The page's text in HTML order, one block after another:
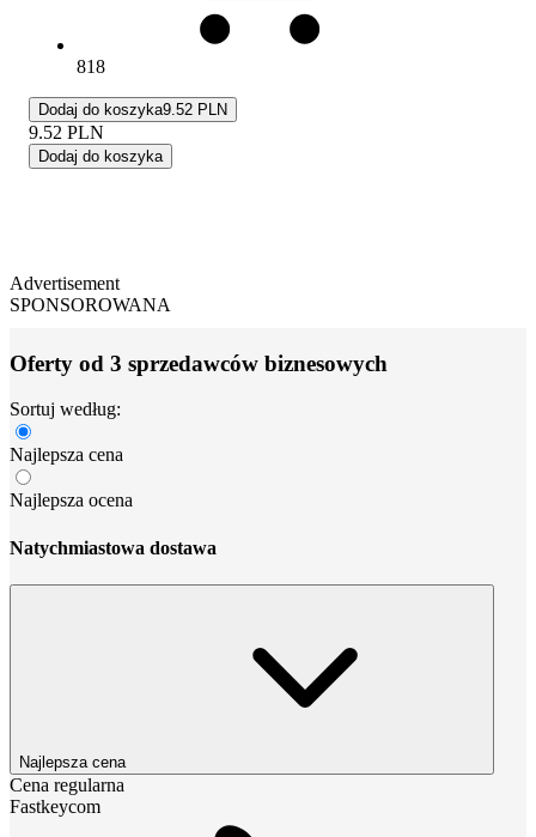
818
Dodaj do koszyka9.52 PLN
9.52 PLN
Dodaj do koszyka
Advertisement
SPONSOROWANA
Oferty od 3 sprzedawców biznesowych
Sortuj według:
Najlepsza cena
Najlepsza ocena
Natychmiastowa dostawa
Najlepsza cena
Cena regularna
Fastkeycom